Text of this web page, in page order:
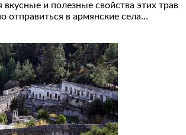
вкусные и полезные свойства этих трав
отправиться в армянские села…